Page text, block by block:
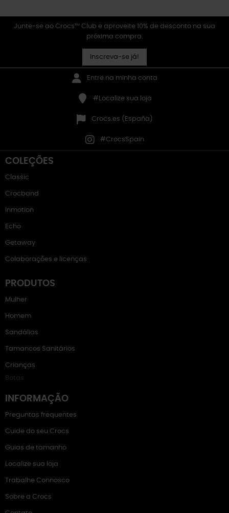
Junte-se ao Crocs™ Club e aproveite 10% de desconto na sua
próxima compra.
Inscreva-se já!
Entre na minha conta
#Localize sua loja
Crocs.es (España)
#CrocsSpain
COLEÇÕES
Classic
Crocband
Inmotion
Echo
Getaway
Colaborações e licenças
PRODUTOS
Mulher
Homem
Sandálias
Tamancos Sanitários
Crianças
Botas
INFORMAÇÃO
Preguntas frequentes
Cuide do seu Crocs
Guias de tamanho
Localize sua loja
Trabalhe Connosco
Sobre a Crocs